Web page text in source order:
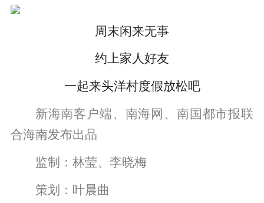
周末闲来无事
约上家人好友
一起来头洋村度假放松吧
新海南客户端、南海网、南国都市报联
合海南发布出品
监制：林莹、李晓梅
策划：叶晨曲